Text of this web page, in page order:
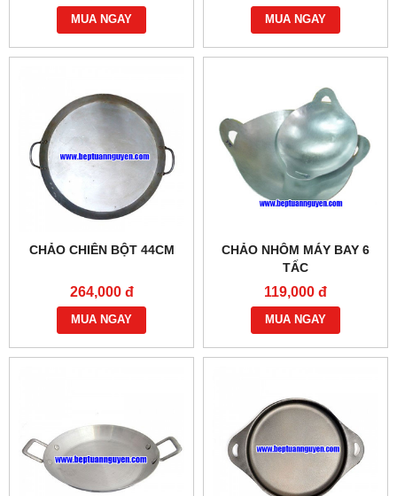
MUA NGAY MUA NGAY
CHẢO CHIÊN BỘT 44CM
264,000 đ
MUA NGAY
CHẢO NHÔM MÁY BAY 6
TẤC
119,000 đ
MUA NGAY